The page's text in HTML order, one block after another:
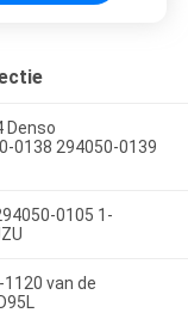
Denso
0138 294050-0139
0105 1-
van de